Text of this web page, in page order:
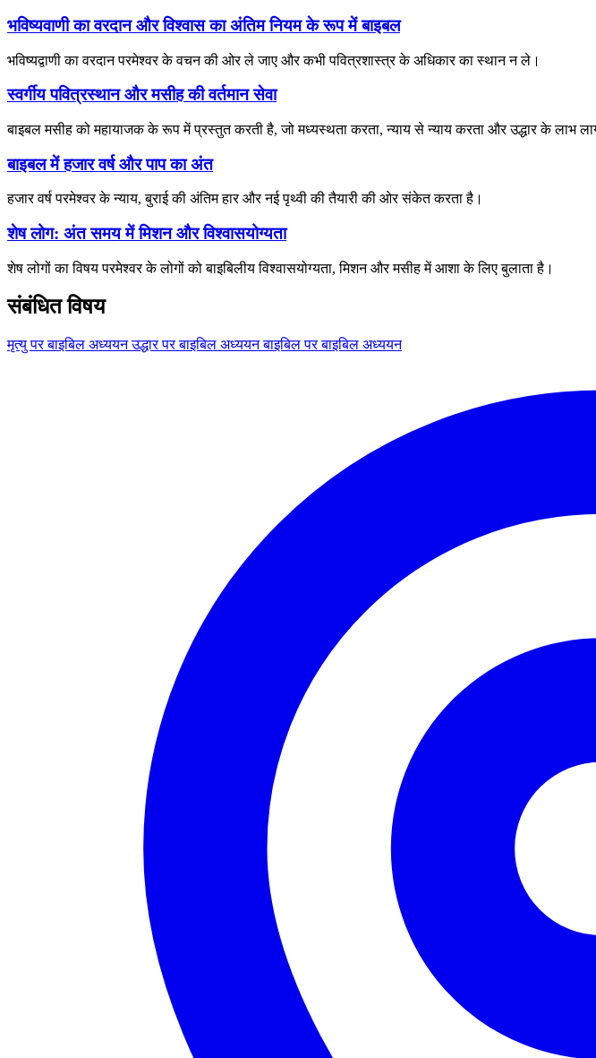
भविष्यवाणी का वरदान और विश्वास का अंतिम नियम के रूप में बाइबल
भविष्यद्वाणी का वरदान परमेश्वर के वचन की ओर ले जाए और कभी पवित्रशास्त्र के अधिकार का स्थान न ले।
स्वर्गीय पवित्रस्थान और मसीह की वर्तमान सेवा
बाइबल मसीह को महायाजक के रूप में प्रस्तुत करती है, जो मध्यस्थता करता, न्याय से न्याय करता और उद्धार के लाभ
बाइबल में हजार वर्ष और पाप का अंत
हजार वर्ष परमेश्वर के न्याय, बुराई की अंतिम हार और नई पृथ्वी की तैयारी की ओर संकेत करता है।
शेष लोग: अंत समय में मिशन और विश्वासयोग्यता
शेष लोगों का विषय परमेश्वर के लोगों को बाइबिलीय विश्वासयोग्यता, मिशन और मसीह में आशा के लिए बुलाता है।
संबंधित विषय
मृत्यु पर बाइबिल अध्ययनउद्धार पर बाइबिल अध्ययनबाइबिल पर बाइबिल अध्ययन